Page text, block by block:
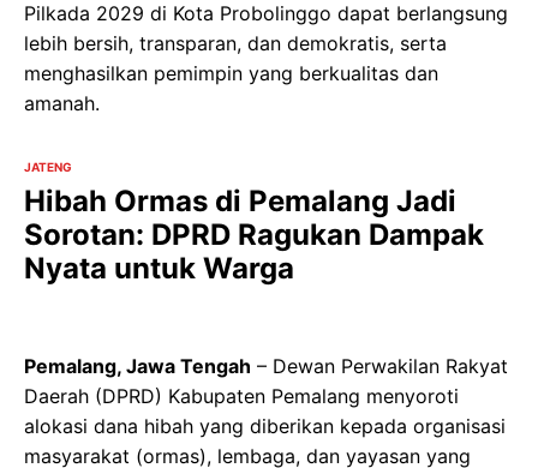
Pilkada 2029 di Kota Probolinggo dapat berlangsung
lebih bersih, transparan, dan demokratis, serta
menghasilkan pemimpin yang berkualitas dan
amanah.
JATENG
Hibah Ormas di Pemalang Jadi
Sorotan: DPRD Ragukan Dampak
Nyata untuk Warga
Pemalang, Jawa Tengah – Dewan Perwakilan Rakyat
Daerah (DPRD) Kabupaten Pemalang menyoroti
alokasi dana hibah yang diberikan kepada organisasi
masyarakat (ormas), lembaga, dan yayasan yang